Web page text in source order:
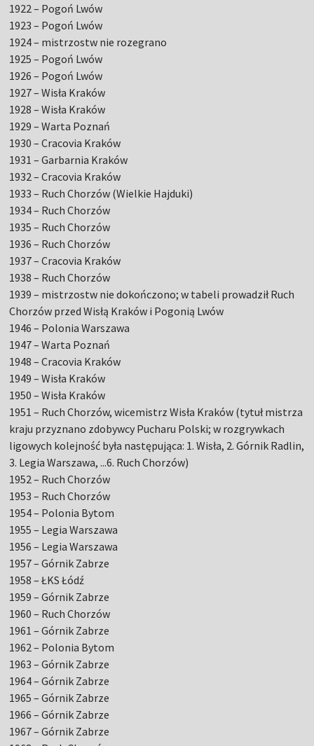
1922 – Pogoń Lwów
1923 – Pogoń Lwów
1924 – mistrzostw nie rozegrano
1925 – Pogoń Lwów
1926 – Pogoń Lwów
1927 – Wisła Kraków
1928 – Wisła Kraków
1929 – Warta Poznań
1930 – Cracovia Kraków
1931 – Garbarnia Kraków
1932 – Cracovia Kraków
1933 – Ruch Chorzów (Wielkie Hajduki)
1934 – Ruch Chorzów
1935 – Ruch Chorzów
1936 – Ruch Chorzów
1937 – Cracovia Kraków
1938 – Ruch Chorzów
1939 – mistrzostw nie dokończono; w tabeli prowadził Ruch
Chorzów przed Wisłą Kraków i Pogonią Lwów
1946 – Polonia Warszawa
1947 – Warta Poznań
1948 – Cracovia Kraków
1949 – Wisła Kraków
1950 – Wisła Kraków
1951 – Ruch Chorzów, wicemistrz Wisła Kraków (tytuł mistrza
kraju przyznano zdobywcy Pucharu Polski; w rozgrywkach
ligowych kolejność była następująca: 1. Wisła, 2. Górnik Radlin,
3. Legia Warszawa, ...6. Ruch Chorzów)
1952 – Ruch Chorzów
1953 – Ruch Chorzów
1954 – Polonia Bytom
1955 – Legia Warszawa
1956 – Legia Warszawa
1957 – Górnik Zabrze
1958 – ŁKS Łódź
1959 – Górnik Zabrze
1960 – Ruch Chorzów
1961 – Górnik Zabrze
1962 – Polonia Bytom
1963 – Górnik Zabrze
1964 – Górnik Zabrze
1965 – Górnik Zabrze
1966 – Górnik Zabrze
1967 – Górnik Zabrze